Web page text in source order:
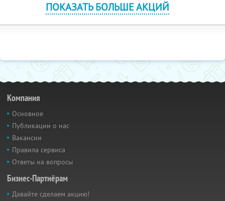
ПОКАЗАТЬ БОЛЬШЕ АКЦИЙ
Компания
Основное
Публикации о нас
Вакансии
Правила сервиса
Ответы на вопросы
Бизнес-Партнёрам
Давайте сделаем акцию!